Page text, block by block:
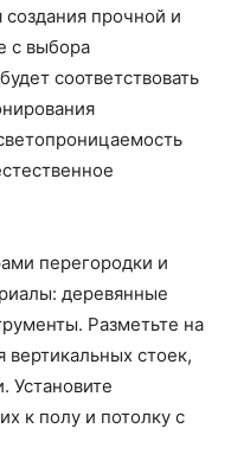
создания прочной и
с выбора
соответствовать
перегородки и
деревянные
Разметьте на
вертикальных стоек,
Установите
к полу и потолку с